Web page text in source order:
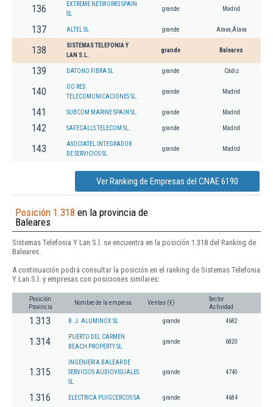
136
EXTREME NETWORKS SPAIN
SL
grande Madrid
137 ALTEL SL grande Arava,Álava
138
SISTEMAS TELEFONIA Y
LAN S.L.
grande Baleares
139 DATONO FIBRA SL grande Cádiz
140
GO RED
TELECOMUNICACIONES SL.
grande Madrid
141 SUBCOM MARINE SPAIN SL. grande Madrid
142 SAFECALLS TELECOM SL. grande Madrid
143
ASOCIATEL INTEGRADOR
DE SERVICIOS SL.
grande Madrid
Ver Ranking de Empresas del CNAE 6190
Posición 1.318 en la provincia de
Baleares
Sistemas Telefonia Y Lan S.l. se encuentra en la posición 1.318 del Ranking de
Baleares.
A continuación podrá consultar la posición en el ranking de Sistemas Telefonia
Y Lan S.l. y empresas con posiciones similares:
Posición
Provincia
Nombre de la empresa Ventas (€)
Sector
Actividad
1.313 B. J. ALUMINOX SL grande 4682
1.314
PUERTO DEL CARMEN
BEACH PROPERTY SL.
grande 6820
1.315
INGENIERIA BALEAR DE
SERVICIOS AUDIOVISUALES
SL
grande 4740
1.316 ELECTRICA PUIGCERCOS SA grande 4684